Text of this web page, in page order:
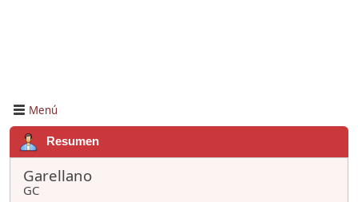
Menú
Resumen
Garellano
GC